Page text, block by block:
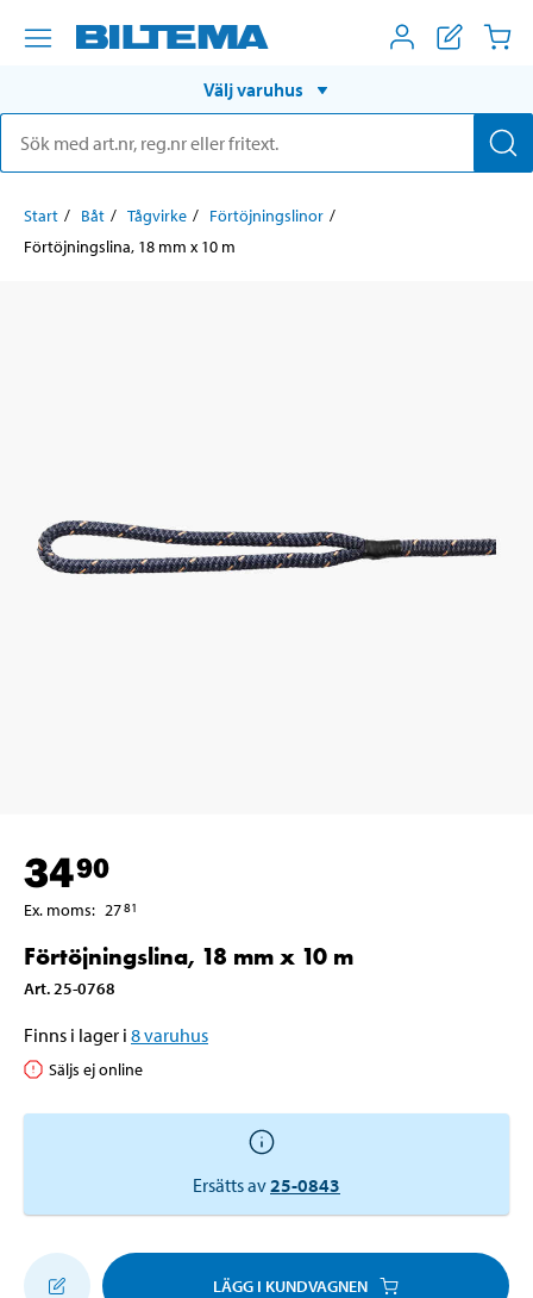
Välj varuhus
Start Båt Tågvirke
Förtöjningslinor
Förtöjningslina, 18 mm x 10 m
3490
Ex. moms: 2781
Förtöjningslina, 18 mm x 10 m
Art. 25-0768
Finns i lager i 8varuhus
Säljs ej online
Ersätts av25-0843
LÄGG I KUNDVAGNEN